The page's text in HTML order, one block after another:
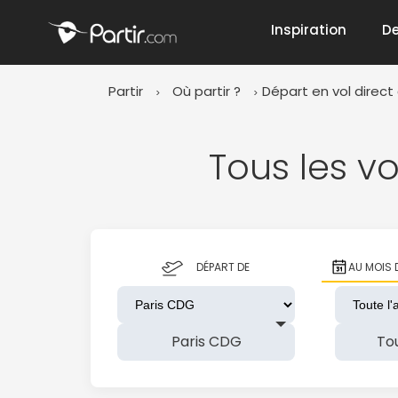
Inspiration
Partir Où partir ? Départ en vol direct
Tous les
DÉPART DE
Paris CDG
AU MOIS
Janvier
Octobre
✨ Envies